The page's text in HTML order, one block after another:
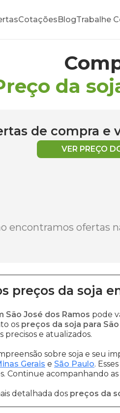
CotaçõesBlogTrabalhe
da
de compra e
VER PREÇO
encontramos ofertas
preços da soja
São José dos Ramos pode
os preços da soja para
precisos e atualizados.
sobre soja e seu
Gerais e São Paulo.
Continue acompanhando
detalhada dos preços da